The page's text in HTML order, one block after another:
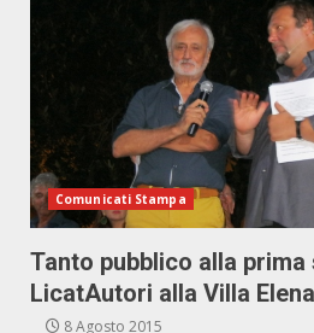
Comunicati Stampa
Tanto pubblico alla prima
LicatAutori alla Villa Elena
8 Agosto 2015